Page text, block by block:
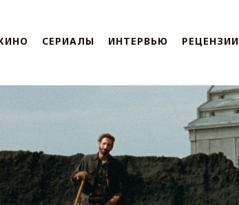
СЕРИАЛЫ ИНТЕРВЬЮ РЕЦЕНЗИИ